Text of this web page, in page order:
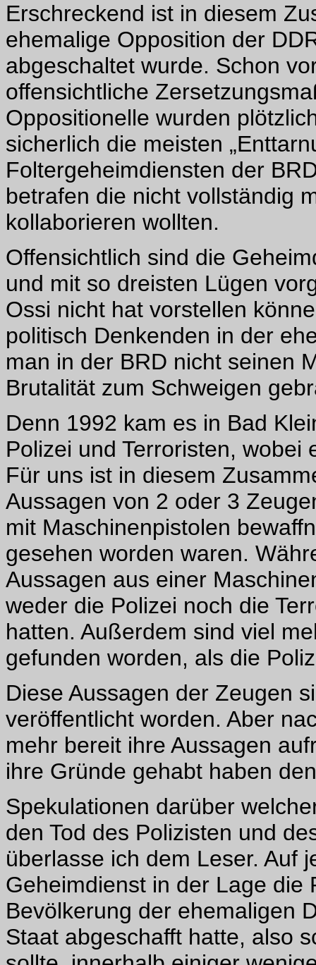
Erschreckend ist in diesem
ehemalige Opposition der
abgeschaltet wurde. Schon
offensichtliche
Oppositionelle wurden
sicherlich die meisten
Foltergeheimdiensten der
betrafen die nicht vollständig
kollaborieren wollten.
Offensichtlich sind die
und mit so dreisten Lügen
Ossi nicht hat vorstellen
politisch Denkenden in der
man in der BRD nicht seinen
Brutalität zum Schweigen
Denn 1992 kam es in Bad
Polizei und Terroristen, wobei
Für uns ist in diesem
Aussagen von 2 oder 3
mit Maschinenpistolen
gesehen worden waren.
Aussagen aus einer
weder die Polizei noch die
hatten. Außerdem sind viel
gefunden worden, als die
Diese Aussagen der Zeugen
veröffentlicht worden. Aber
mehr bereit ihre Aussagen
ihre Gründe gehabt haben
Spekulationen darüber
den Tod des Polizisten und
überlasse ich dem Leser. Auf
Geheimdienst in der Lage die
Bevölkerung der ehemaligen
Staat abgeschafft hatte, also